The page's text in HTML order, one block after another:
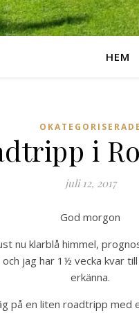
HEM
OKATEGORISERADE
i
juli 12, 2017
God morgon
nu klarblå himmel,
jag har 1½ vecka kvar
erkänna.
på en liten roadtripp med